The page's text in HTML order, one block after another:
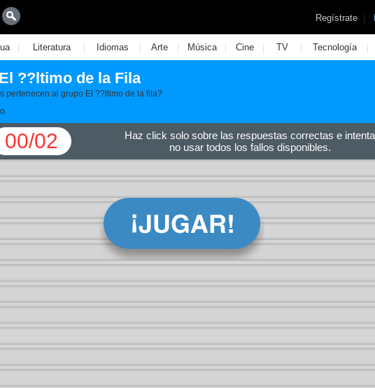
Regístrate |
| Literatura | Idiomas | Arte | Música | Cine | TV | Tecnología |
??ltimo de la Fila
pertenecen al grupo El ??ltimo de la fila?
00/02
Haz click solo sobre las respuestas correctas e intenta
no usar todos los fallos disponibles.